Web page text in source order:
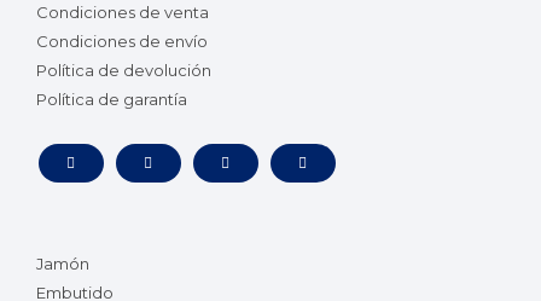
Condiciones de venta
Condiciones de envío
Política de devolución
Política de garantía
Jamón
Embutido